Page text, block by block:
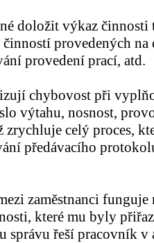
doložit výkaz činnosti
provedených
provedení prací, atd.
chybovost při
výtahu, nosnost,
celý proces,
předávacího
zaměstnanci
které mu byly
správu řeší pracovník